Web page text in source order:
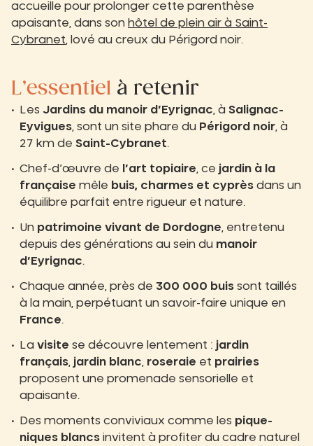
accueille pour prolonger cette parenthèse
apaisante, dans son hôtel de plein air à Saint-
Cybranet , lové au creux du Périgord noir.
L’essentiel à retenir
Les Jardins du manoir d’Eyrignac , à Salignac-
Eyvigues , sont un site phare du Périgord noir , à
27 km de Saint-Cybranet.
Chef-d’œuvre de l’art topiaire , ce jardin à la
française mêle buis, charmes et cyprès dans un
équilibre parfait entre rigueur et nature.
Un patrimoine vivant de Dordogne , entretenu
depuis des générations au sein du manoir
d’Eyrignac.
Chaque année, près de 300 000 buis sont taillés
à la main, perpétuant un savoir-faire unique en
France.
La visite se découvre lentement : jardin
français jardin blanc roseraie et prairies
proposent une promenade sensorielle et
apaisante.
Des moments conviviaux comme les pique-
niques blancs invitent à profiter du cadre naturel